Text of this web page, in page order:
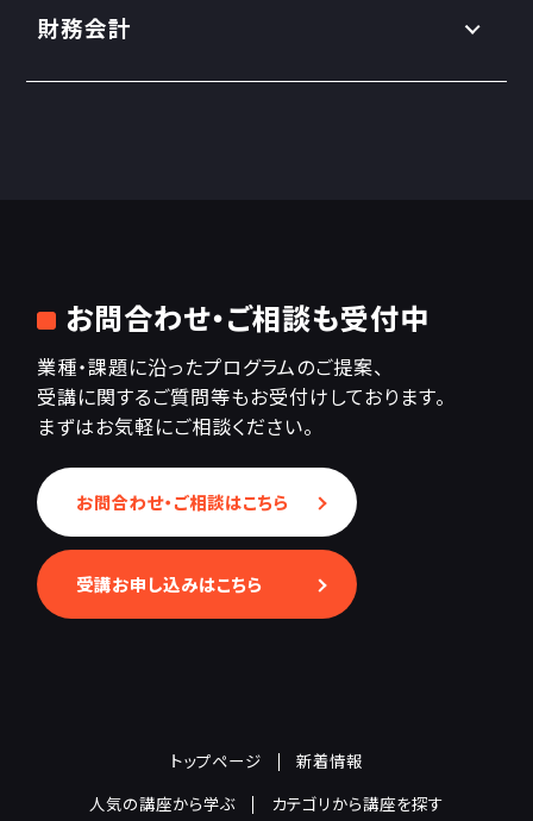
財務会計
お問合わせ・ご相談も受付中
業種・課題に沿ったプログラムのご提案、
受講に関するご質問等もお受付けしております。
まずはお気軽にご相談ください。
お問合わせ・ご相談はこちら
受講お申し込みはこちら
トップページ 新着情報
人気の講座から学ぶ カテゴリから講座を探す